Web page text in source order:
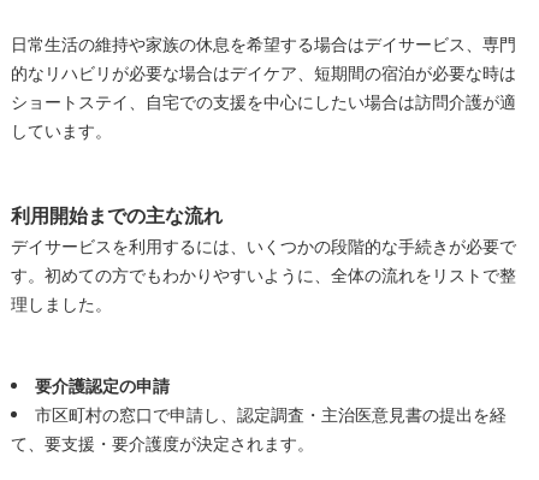
日常生活の維持や家族の休息を希望する場合はデイサービス、専門
的なリハビリが必要な場合はデイケア、短期間の宿泊が必要な時は
ショートステイ、自宅での支援を中心にしたい場合は訪問介護が適
しています。
利用開始までの主な流れ
デイサービスを利用するには、いくつかの段階的な手続きが必要で
す。初めての方でもわかりやすいように、全体の流れをリストで整
理しました。
要介護認定の申請
市区町村の窓口で申請し、認定調査・主治医意見書の提出を経
て、要支援・要介護度が決定されます。